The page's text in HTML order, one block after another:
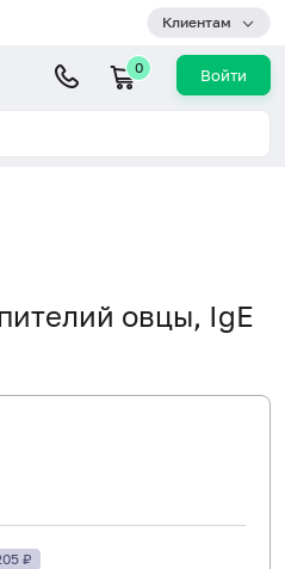
Клиентам
0 Войти
овцы, IgE
₽